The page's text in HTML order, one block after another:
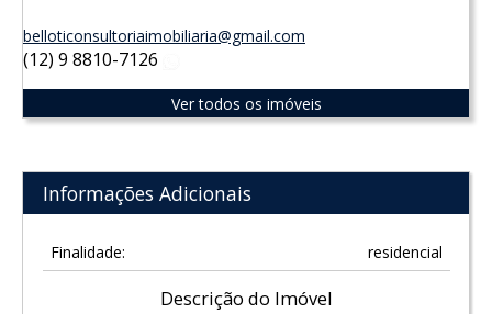
belloticonsultoriaimobiliaria@gmail.com
(12) 9 8810-7126
Ver todos os imóveis
Informações Adicionais
Finalidade: residencial
Descrição do Imóvel